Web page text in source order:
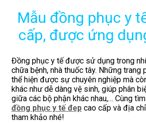
Mẫu đồng phục y
cấp, được ứng
Đồng phục y tế được sử dụng trong
chữa bệnh, nhà thuốc tây. Những trang
thể hiện được sự chuyên nghiệp mà
khác như dễ dàng vệ sinh, giúp phân
giữa các bộ phận khác nhau,… Cùng
đồng phục y tế đẹp cao cấp và địa
tham khảo nhé!